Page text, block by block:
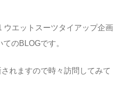
ウエットスーツタイアップ企画
のBLOGです。
れますので時々訪問してみて